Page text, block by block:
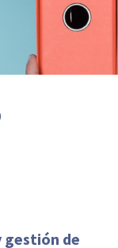
gestión de